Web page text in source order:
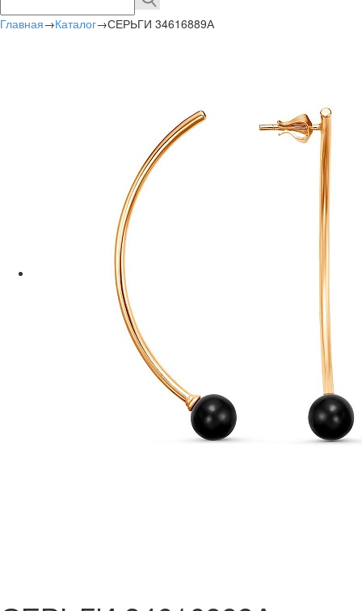
Главная→Каталог→СЕРЬГИ 34616889А